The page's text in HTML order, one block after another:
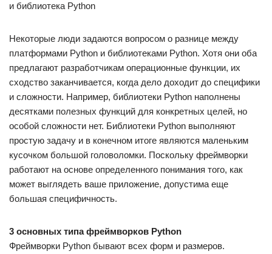
и библиотека Python
Некоторые люди задаются вопросом о разнице между
платформами Python и библиотеками Python. Хотя они оба
предлагают разработчикам операционные функции, их
сходство заканчивается, когда дело доходит до специфики
и сложности. Например, библиотеки Python наполнены
десятками полезных функций для конкретных целей, но
особой сложности нет. Библиотеки Python выполняют
простую задачу и в конечном итоге являются маленьким
кусочком большой головоломки. Поскольку фреймворки
работают на основе определенного понимания того, как
может выглядеть ваше приложение, допустима еще
большая специфичность.
3 основных типа фреймворков Python
Фреймворки Python бывают всех форм и размеров.